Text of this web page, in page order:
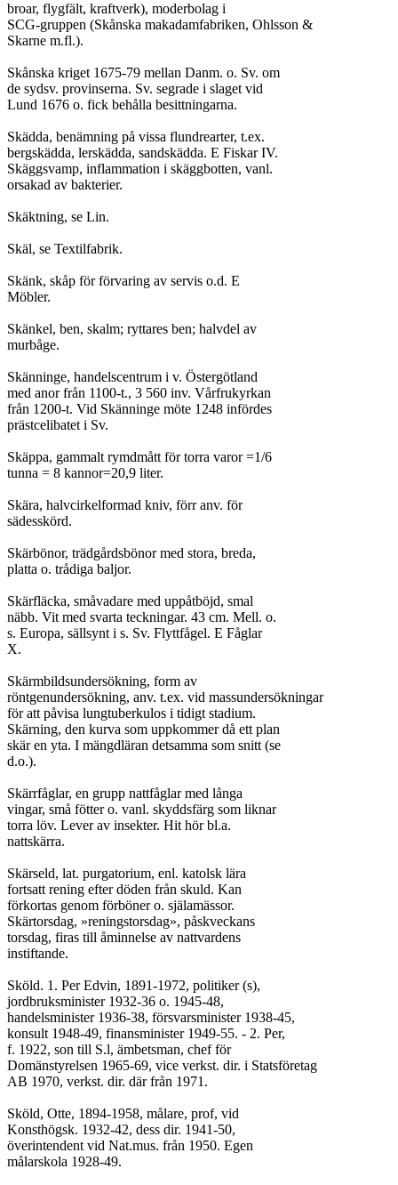
broar, flygfält, kraftverk), moderbolag i
SCG-gruppen (Skånska makadamfabriken, Ohlsson &
Skarne m.fl.).
Skånska kriget 1675-79 mellan Danm. o. Sv. om
de sydsv. provinserna. Sv. segrade i slaget vid
Lund 1676 o. fick behålla besittningarna.
Skädda, benämning på vissa flundrearter, t.ex.
bergskädda, lerskädda, sandskädda. E Fiskar IV.
Skäggsvamp, inflammation i skäggbotten, vanl.
orsakad av bakterier.
Skäktning, se Lin.
Skäl, se Textilfabrik.
Skänk, skåp för förvaring av servis o.d. E
Möbler.
Skänkel, ben, skalm; ryttares ben; halvdel av
murbåge.
Skänninge, handelscentrum i v. Östergötland
med anor från 1100-t., 3 560 inv. Vårfrukyrkan
från 1200-t. Vid Skänninge möte 1248 infördes
prästcelibatet i Sv.
Skäppa, gammalt rymdmått för torra varor =1/6
tunna = 8 kannor=20,9 liter.
Skära, halvcirkelformad kniv, förr anv. för
sädesskörd.
Skärbönor, trädgårdsbönor med stora, breda,
platta o. trådiga baljor.
Skärfläcka, småvadare med uppåtböjd, smal
näbb. Vit med svarta teckningar. 43 cm. Mell. o.
s. Europa, sällsynt i s. Sv. Flyttfågel. E Fåglar
X.
Skärmbildsundersökning, form av
röntgenundersökning, anv. t.ex. vid massundersökningar
för att påvisa lungtuberkulos i tidigt stadium.
Skärning, den kurva som uppkommer då ett plan
skär en yta. I mängdläran detsamma som snitt (se
d.o.).
Skärrfåglar, en grupp nattfåglar med långa
vingar, små fötter o. vanl. skyddsfärg som liknar
torra löv. Lever av insekter. Hit hör bl.a.
nattskärra.
Skärseld, lat. purgatorium, enl. katolsk lära
fortsatt rening efter döden från skuld. Kan
förkortas genom förböner o. själamässor.
Skärtorsdag, »reningstorsdag», påskveckans
torsdag, firas till åminnelse av nattvardens
instiftande.
Sköld. 1. Per Edvin, 1891-1972, politiker (s),
jordbruksminister 1932-36 o. 1945-48,
handelsminister 1936-38, försvarsminister 1938-45,
konsult 1948-49, finansminister 1949-55. - 2. Per,
f. 1922, son till S.l, ämbetsman, chef för
Domänstyrelsen 1965-69, vice verkst. dir. i Statsföretag
AB 1970, verkst. dir. där från 1971.
Sköld, Otte, 1894-1958, målare, prof, vid
Konsthögsk. 1932-42, dess dir. 1941-50,
överintendent vid Nat.mus. från 1950. Egen
målarskola 1928-49.